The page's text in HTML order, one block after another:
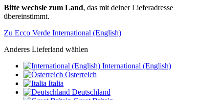
Bitte wechsle zum Land, das mit deiner Lieferadresse
übereinstimmt.
Zu Ecco Verde International (English)
Anderes Lieferland wählen
International (English)
Österreich
Italia
Deutschland